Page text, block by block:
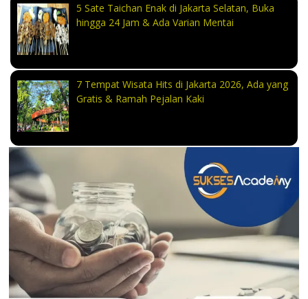
5 Sate Taichan Enak di Jakarta Selatan, Buka
hingga 24 Jam & Ada Varian Mentai
7 Tempat Wisata Hits di Jakarta 2026, Ada yang
Gratis & Ramah Pejalan Kaki